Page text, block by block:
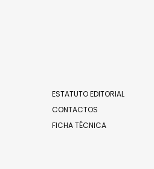
ESTATUTO EDITORIAL
CONTACTOS
FICHA TÉCNICA